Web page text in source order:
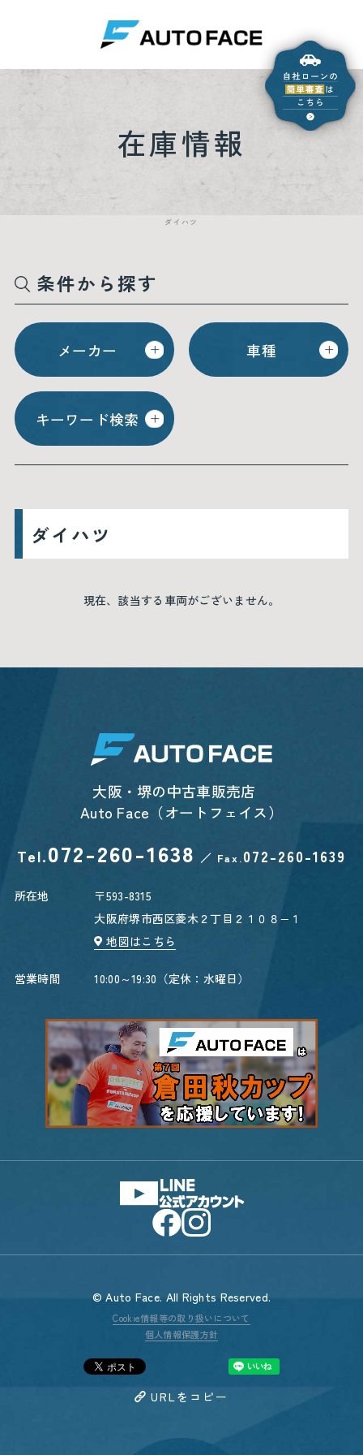
ダイハツ
在庫情報
条件から探す
メーカー 車種
キーワード検索
ダイハツ
現在、該当する車両がございません。
大阪・堺の中古車販売店
Auto Face（オートフェイス）
Tel.072-260-1638 ／ Fax.072-260-1639
所在地
〒593-8315
大阪府堺市西区菱木２丁目２１０８−１
地図はこちら
営業時間 10:00～19:30（定休：水曜日）
© Auto Face. All Rights Reserved.
Cookie情報等の取り扱いについて
個人情報保護方針
URLをコピー